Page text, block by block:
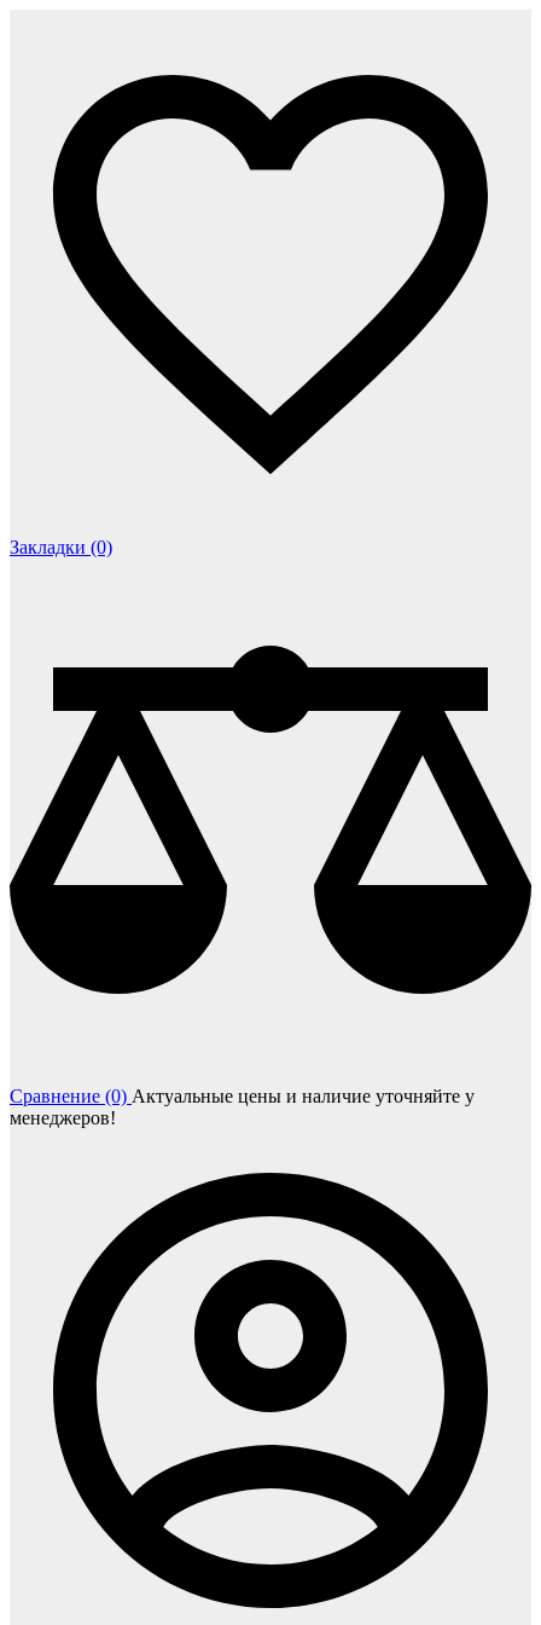
Закладки (0)
Сравнение (0) Актуальные цены и наличие уточняйте у
менеджеров!